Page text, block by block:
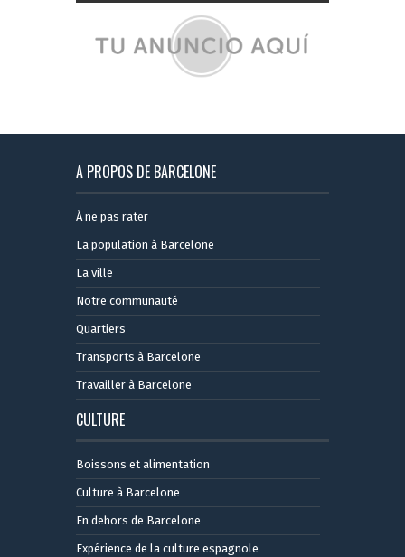
A PROPOS DE BARCELONE
À ne pas rater
La population à Barcelone
La ville
Notre communauté
Quartiers
Transports à Barcelone
Travailler à Barcelone
CULTURE
Boissons et alimentation
Culture à Barcelone
En dehors de Barcelone
Expérience de la culture espagnole